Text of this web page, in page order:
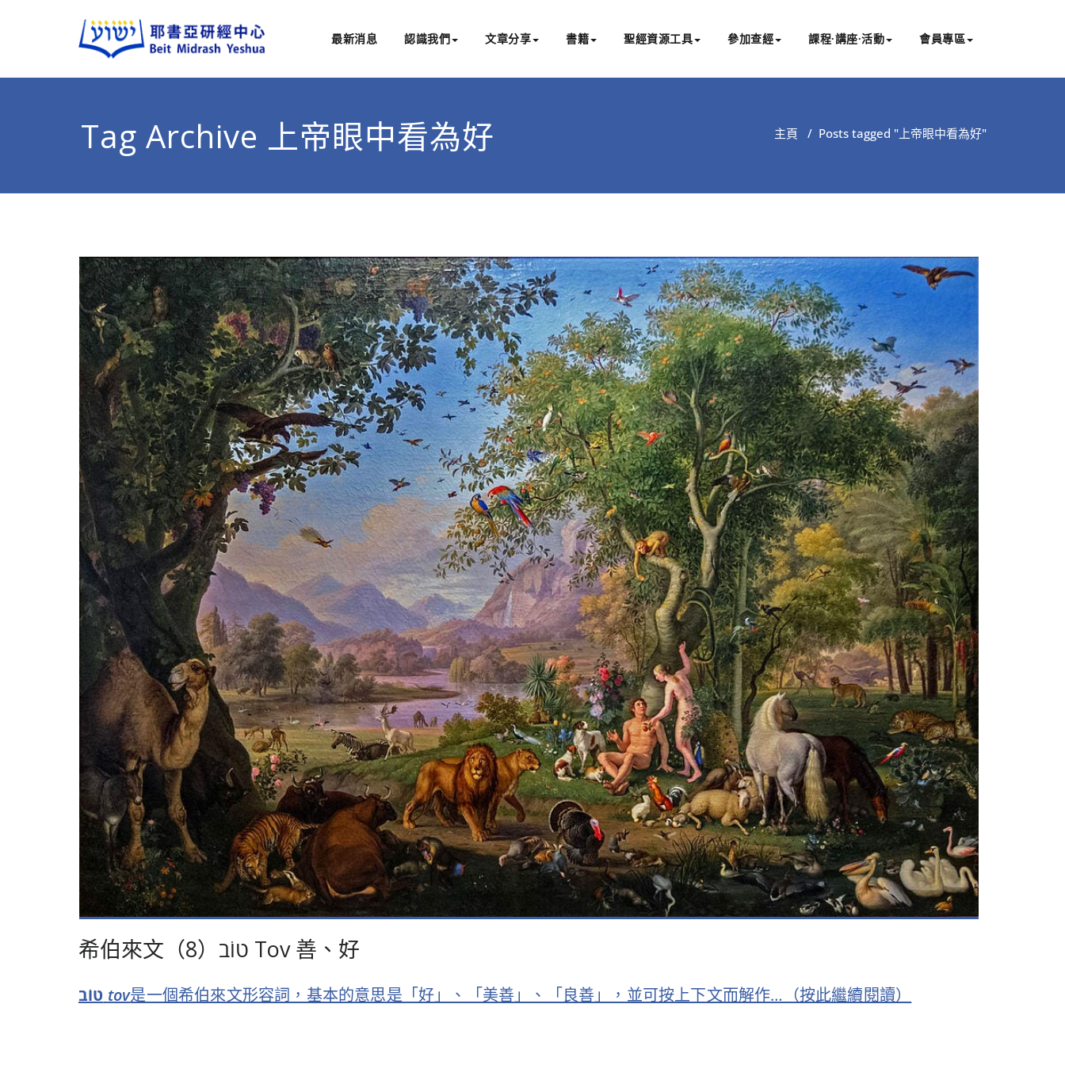
最新消息 認識我們 文章分享 書籍 聖經資源工具 參加查經 課程∙講座∙活動 會員專區
Tag Archive 上帝眼中看為好 主頁 / Posts tagged "上帝眼中看為好"
希伯來文（8）טוֹב Tov 善、好
טוֹב tov是一個希伯來文形容詞，基本的意思是「好」、「美善」、「良善」，並可按上下文而解作…（按此繼續閱讀）